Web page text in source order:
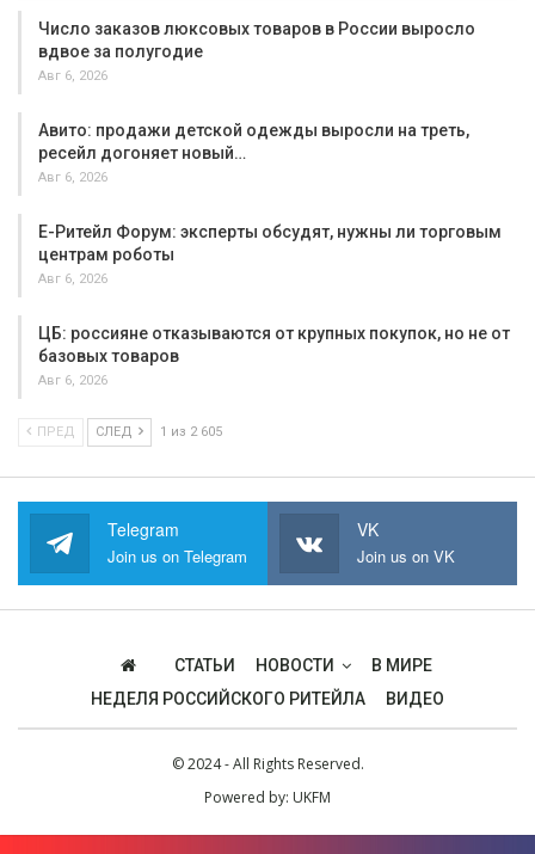
Число заказов люксовых товаров в России выросло
вдвое за полугодие
Авг 6, 2026
Авито: продажи детской одежды выросли на треть,
ресейл догоняет новый…
Авг 6, 2026
Е-Ритейл Форум: эксперты обсудят, нужны ли торговым
центрам роботы
Авг 6, 2026
ЦБ: россияне отказываются от крупных покупок, но не от
базовых товаров
Авг 6, 2026
ПРЕД СЛЕД 1 из 2 605
Telegram
Join us on Telegram
VK
Join us on VK
СТАТЬИ НОВОСТИ
В МИРЕ
НЕДЕЛЯ РОССИЙСКОГО РИТЕЙЛА
ВИДЕО
© 2024 - All Rights Reserved.
Powered by: UKFM